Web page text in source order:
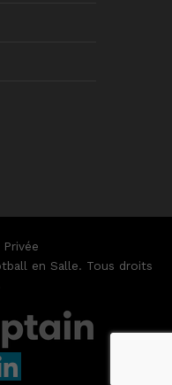
en Salle. Tous droits